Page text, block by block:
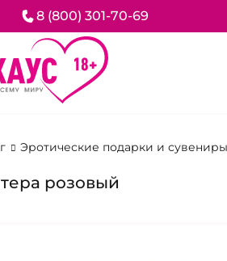
8 (800) 301-70-69
Эротические подарки и сувениры
розовый